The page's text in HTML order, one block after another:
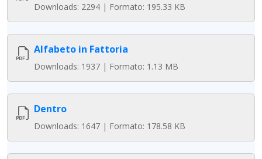
Downloads: 2294 | Formato: 195.33 KB
Alfabeto in Fattoria
Downloads: 1937 | Formato: 1.13 MB
Dentro
Downloads: 1647 | Formato: 178.58 KB